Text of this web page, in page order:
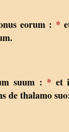
eorum : *
suum : * et
de thalamo